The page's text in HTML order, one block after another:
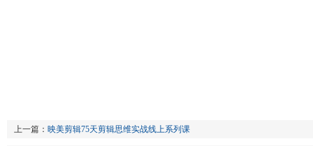
上一篇： 映美剪辑75天剪辑思维实战线上系列课